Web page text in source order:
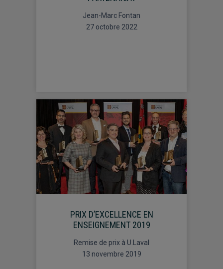
Jean-Marc Fontan
27 octobre 2022
PRIX D’EXCELLENCE EN
ENSEIGNEMENT 2019
Remise de prix à U.Laval
13 novembre 2019